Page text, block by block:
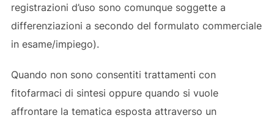
registrazioni d’uso sono comunque soggette a
differenziazioni a secondo del formulato commerciale
in esame/impiego).
Quando non sono consentiti trattamenti con
fitofarmaci di sintesi oppure quando si vuole
affrontare la tematica esposta attraverso un